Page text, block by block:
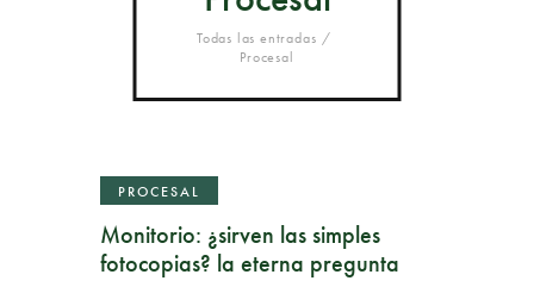
Todas las entradas
Procesal
PROCESAL
Monitorio: ¿sirven las simples
fotocopias? la eterna pregunta